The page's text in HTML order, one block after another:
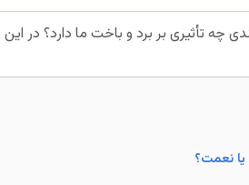
چه تأثیری بر برد و باخت ما دارد؟ در
نعمت؟